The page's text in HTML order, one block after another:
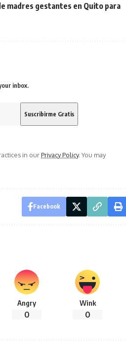
madres gestantes en Quito para
inbox.
in ourPrivacy Policy. You may
Facebook
Angry
0
Wink
0